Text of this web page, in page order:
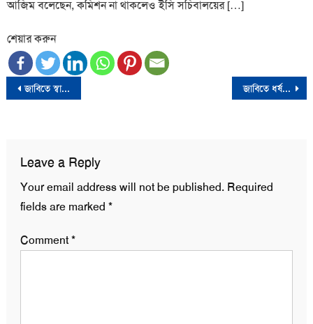
আজিম বলেছেন, কমিশন না থাকলেও ইসি সচিবালয়ের […]
শেয়ার করুন
Post
জাবিতে স্বামীকে বেঁধে স্ত্রীকে ধর্ষণের অভিযোগে ছাত্রলীগ নেতা বহিষ্কার জাবিতে ধর্ষণ: ছাত্রলীগ নেতা মোস্তাফিজুরসহ চার আসামি রিমান্ডে
Leave a Reply
Your email address will not be published. Required
fields are marked *
Comment*